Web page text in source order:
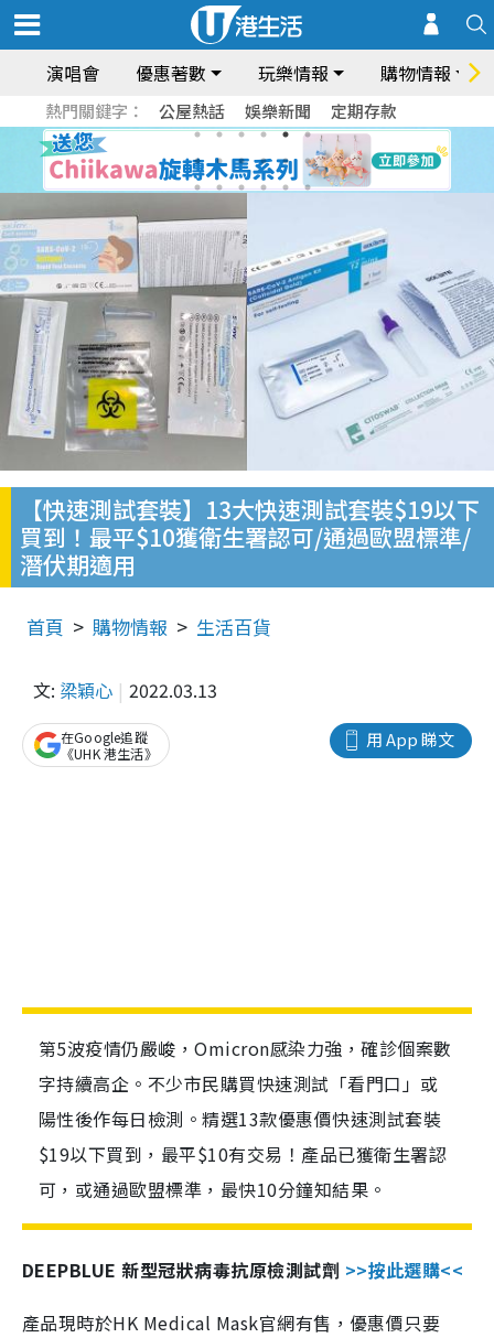
演唱會 優惠著數 玩樂情報 購物情報
熱門關鍵字： 公屋熱話 娛樂新聞 定期存款
【快速測試套裝】13大快速測試套裝$19以下
買到！最平$10獲衛生署認可/通過歐盟標準/
潛伏期適用
首頁 購物情報 生活百貨
文: 梁穎心 2022.03.13
用 App 睇文
在Google追蹤
《UHK 港生活》
第5波疫情仍嚴峻，Omicron感染力強，確診個案數
字持續高企。不少市民購買快速測試「看門口」或
陽性後作每日檢測。精選13款優惠價快速測試套裝
$19以下買到，最平$10有交易！產品已獲衛生署認
可，或通過歐盟標準，最快10分鐘知結果。
DEEPBLUE 新型冠狀病毒抗原檢測試劑 >>按此選購<<
產品現時於HK Medical Mask官網有售，優惠價只要